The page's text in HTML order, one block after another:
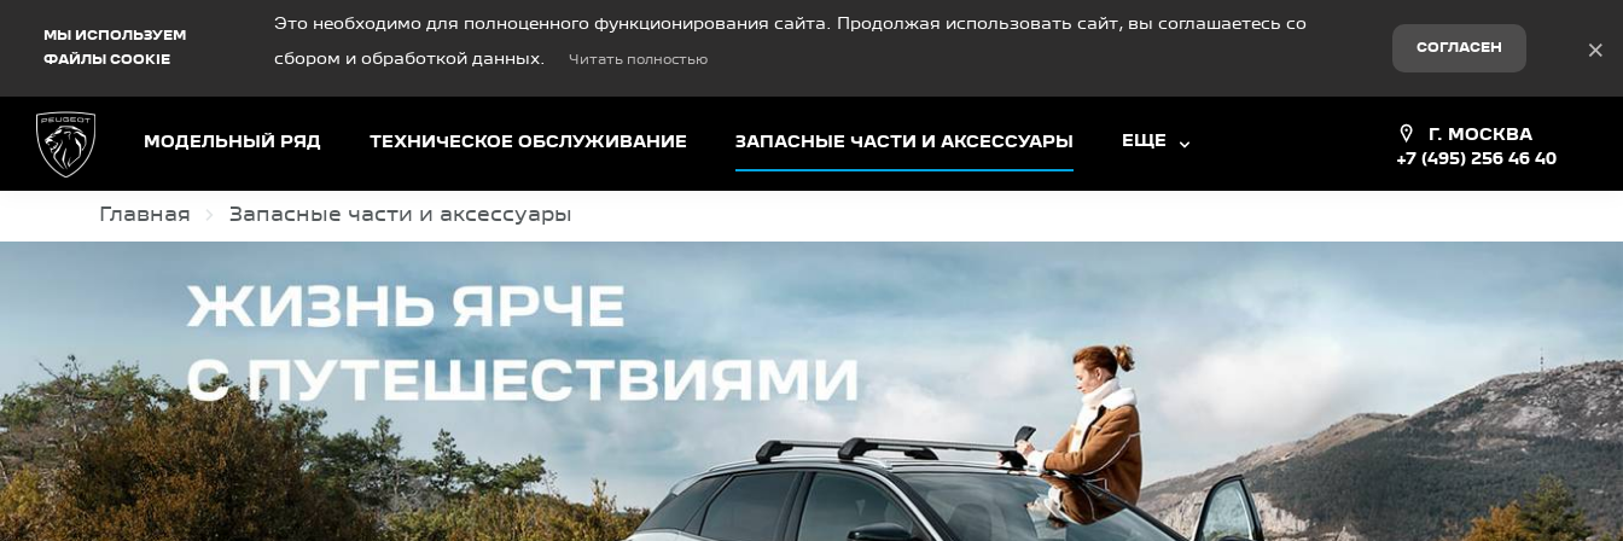
МЫ ИСПОЛЬЗУЕМ
ФАЙЛЫ COOKIE
Это необходимо для полноценного функционирования сайта. Продолжая использовать сайт, вы соглашаетесь со
сбором и обработкой данных. Читать полностью
СОГЛАСЕН ×
МОДЕЛЬНЫЙ РЯД ТЕХНИЧЕСКОЕ ОБСЛУЖИВАНИЕ ЗАПАСНЫЕ ЧАСТИ И АКСЕССУАРЫ ЕЩЕ
Г. МОСКВА
+7 (495) 256 46 40
Главная Запасные части и аксессуары